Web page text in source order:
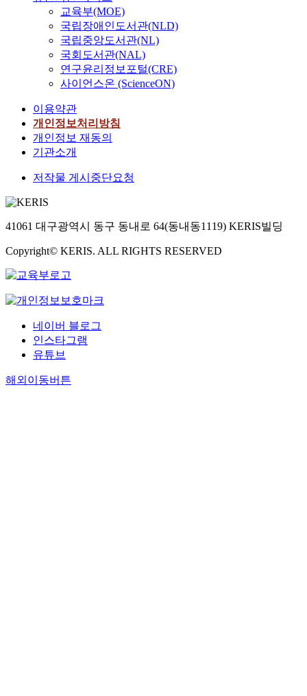
교육부(MOE)
국립장애인도서관(NLD)
국립중앙도서관(NL)
국회도서관(NAL)
연구윤리정보포털(CRE)
사이언스온 (ScienceON)
이용약관
개인정보처리방침
개인정보 재동의
기관소개
저작물 게시중단요청
41061 대구광역시 동구 동내로 64(동내동1119) KERIS빌딩
Copyright© KERIS. ALL RIGHTS RESERVED
네이버 블로그
인스타그램
유튜브
해외이동버튼